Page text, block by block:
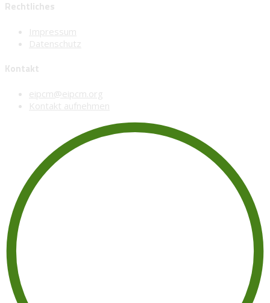
Rechtliches
Impressum
Datenschutz
Kontakt
eipcm@eipcm.org
Kontakt aufnehmen